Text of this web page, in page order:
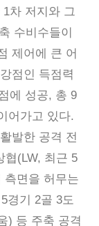
차 저지와 그
수비수들이
제어에 큰 어
점인 득점력
에 성공, 총 9
어가고 있다.
발한 공격 전
협(LW, 최근 5
측면을 허무는
경기 2골 3도
) 등 주축 공격